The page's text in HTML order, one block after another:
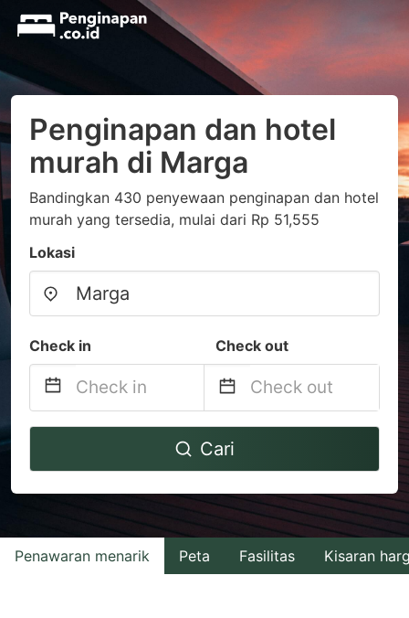
Penginapan dan hotel
murah di Marga
Bandingkan 430 penyewaan penginapan dan hotel
murah yang tersedia, mulai dari Rp 51,555
Lokasi
Check in Check out
Navigate
to
with
the
Navigate
to
interact
with
the
Cari
Penawaran menarik Peta Fasilitas Kisaran